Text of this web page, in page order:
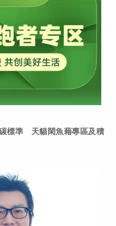
標準 天貓閑魚藉專區及積